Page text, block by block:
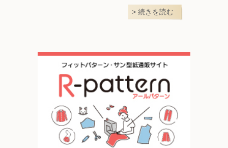
続きを読む